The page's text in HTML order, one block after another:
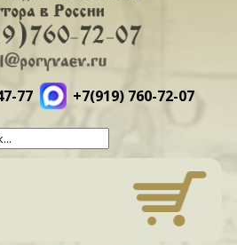
77 +7(919) 760-72-07